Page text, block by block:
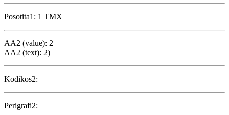
Posotita1: 1 ΤΜΧ
AA2 (value): 2
AA2 (text): 2)
Kodikos2:
Perigrafi2: